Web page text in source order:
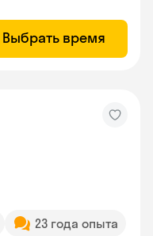
Выбрать время
23 года опыта